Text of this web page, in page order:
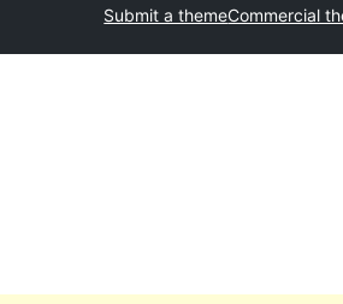
Submit a themeCommercial